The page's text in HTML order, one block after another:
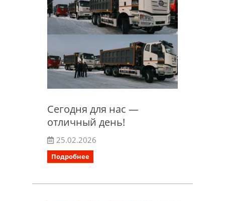
Сегодня для нас —
отличный день!
25.02.2026
Подробнее